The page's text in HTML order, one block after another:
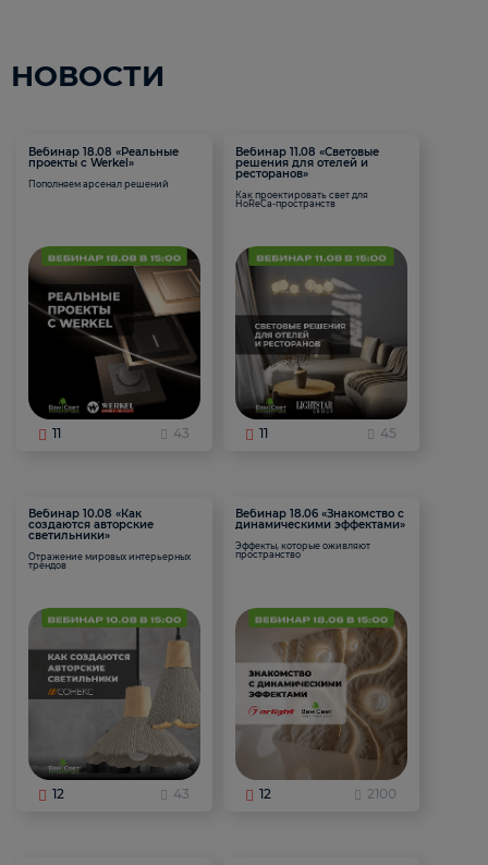
НОВОСТИ
Вебинар 18.08 «Реальные
проекты с Werkel»
Пополняем арсенал решений
11 43
Вебинар 11.08 «Световые
решения для отелей и
ресторанов»
Как проектировать свет для
HoReCa-пространств
11 45
Вебинар 10.08 «Как
создаются авторские
светильники»
Отражение мировых интерьерных
трендов
12 43
Вебинар 18.06 «Знакомство с
динамическими эффектами»
Эффекты, которые оживляют
пространство
12 2100